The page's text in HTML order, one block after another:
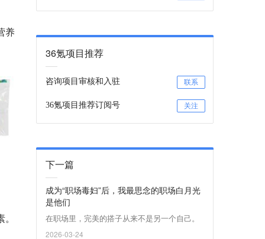
养
36氪项目推荐
咨询项目审核和入驻 联系
36氪项目推荐订阅号 关注
下一篇
成为“职场毒妇”后，我最思念的职场白月光
是他们
在职场里，完美的搭子从来不是另一个自己。
2026-03-24